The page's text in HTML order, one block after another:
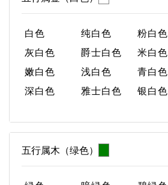
白色 纯白色 粉白色
灰白色
爵士白色 米白色
嫩白色
浅白色 青白色
深白色
雅士白色 银白色
五行属木（绿色）